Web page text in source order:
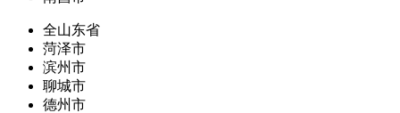
全山东省
菏泽市
滨州市
聊城市
德州市